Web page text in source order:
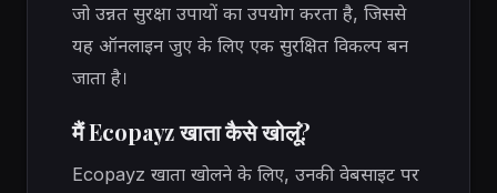
जो उन्नत सुरक्षा उपायों का उपयोग करता है, जिससे
यह ऑनलाइन जुए के लिए एक सुरक्षित विकल्प बन
जाता है।
मैं Ecopayz खाता कैसे खोलूं?
Ecopayz खाता खोलने के लिए, उनकी वेबसाइट पर